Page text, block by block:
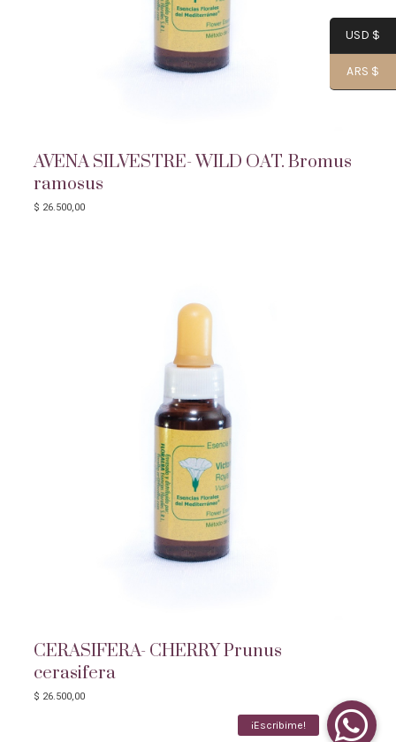
AVENA SILVESTRE- WILD OAT. Bromus
ramosus
$ 26.500,00
CERASIFERA- CHERRY Prunus
cerasifera
$ 26.500,00
USD $
ARS $